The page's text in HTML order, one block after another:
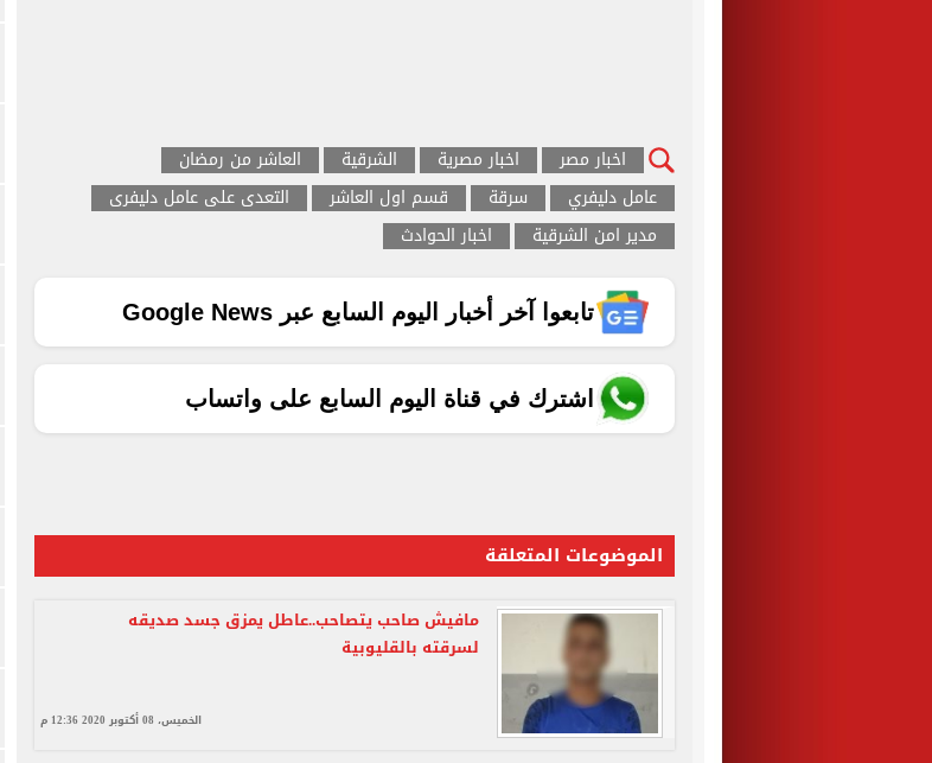
اخبار مصر اخبار مصرية الشرقية
العاشر من رمضان
عامل دليفري
سرقة قسم اول العاشر
التعدى على عامل دليفرى
مدير امن الشرقية
اخبار الحوادث
تابعوا آخر أخبار اليوم السابع عبر Google News
اشترك في قناة اليوم السابع على واتساب
الموضوعات المتعلقة
مافيش صاحب يتصاحب..عاطل يمزق جسد صديقه
لسرقته بالقليوبية
الخميس، 08 أكتوبر 2020 12:36 م